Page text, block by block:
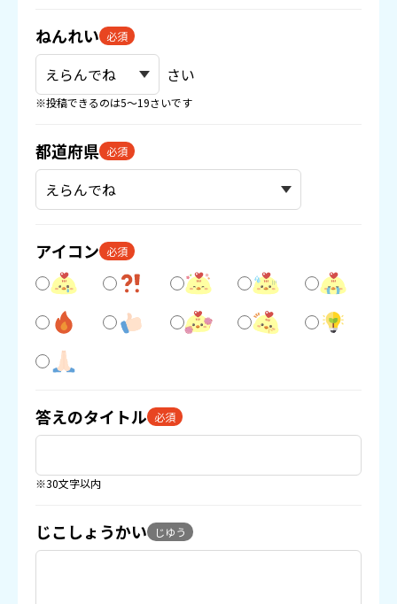
ねんれい 必須
さい
※投稿できるのは5〜19さいです
都道府県 必須
アイコン 必須
答えのタイトル 必須
※30文字以内
じこしょうかい じゆう